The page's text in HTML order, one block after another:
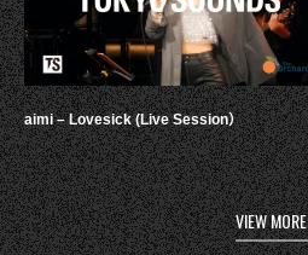
aimi – Lovesick (Live Session）
VIEW MORE